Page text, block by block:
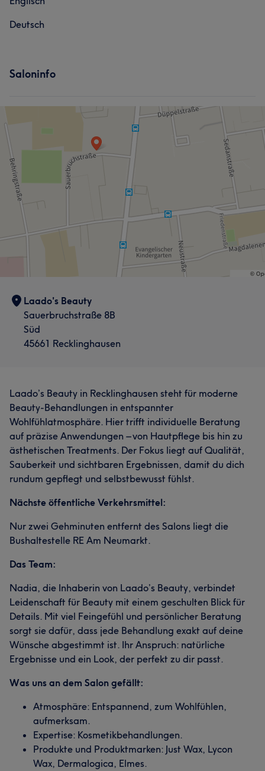
Deutsch
Saloninfo
Laado's Beauty
Sauerbruchstraße 8B
Süd
45661 Recklinghausen
Laado’s Beauty in Recklinghausen steht für moderne
Beauty-Behandlungen in entspannter
Wohlfühlatmosphäre. Hier trifft individuelle Beratung
auf präzise Anwendungen – von Hautpflege bis hin zu
ästhetischen Treatments. Der Fokus liegt auf Qualität,
Sauberkeit und sichtbaren Ergebnissen, damit du dich
rundum gepflegt und selbstbewusst fühlst.
Nächste öffentliche Verkehrsmittel:
Nur zwei Gehminuten entfernt des Salons liegt die
Bushaltestelle RE Am Neumarkt.
Das Team:
Nadia, die Inhaberin von Laado’s Beauty, verbindet
Leidenschaft für Beauty mit einem geschulten Blick für
Details. Mit viel Feingefühl und persönlicher Beratung
sorgt sie dafür, dass jede Behandlung exakt auf deine
Wünsche abgestimmt ist. Ihr Anspruch: natürliche
Ergebnisse und ein Look, der perfekt zu dir passt.
Was uns an dem Salon gefällt:
Atmosphäre: Entspannend, zum Wohlfühlen,
aufmerksam.
Expertise: Kosmetikbehandlungen.
Produkte und Produktmarken: Just Wax, Lycon
Wax, Dermalogica, Elmes.